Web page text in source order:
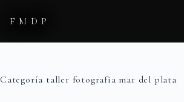
FMDP
Categoría taller fotografia mar del plata